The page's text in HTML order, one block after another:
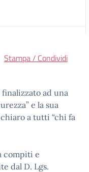
Stampa / Condividi
finalizzato ad una
e la sua
a tutti “chi fa
compiti e
dal D. Lgs.